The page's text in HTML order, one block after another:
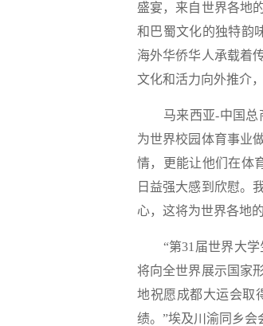
盛宴，来自世界各地
和巴蜀文化的独特韵
海外华侨华人承载着
文化和活力向外推介
马来西亚-中国总
为世界校园体育事业
情，更能让他们在体
日益强大感到欣慰。
心，这将为世界各地
“第31届世界大学
将向全世界展示国家
地祝愿成都大运会取
绩。”埃及川渝同乡会